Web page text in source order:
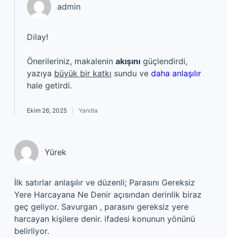
admin
Dilay!
Önerileriniz, makalenin akışını güçlendirdi,
yazıya büyük bir katkı sundu ve daha anlaşılır
hale getirdi.
Ekim 26, 2025 Yanıtla
Yürek
İlk satırlar anlaşılır ve düzenli; Parasını Gereksiz
Yere Harcayana Ne Denir açısından derinlik biraz
geç geliyor. Savurgan , parasını gereksiz yere
harcayan kişilere denir. ifadesi konunun yönünü
belirliyor.